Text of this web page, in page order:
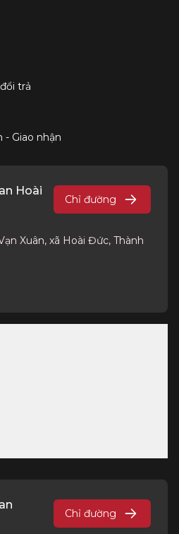
trả
- Giao nhận
Hoài
Chỉ đường
Xuân, xã Hoài Đức, Thành
Chỉ đường